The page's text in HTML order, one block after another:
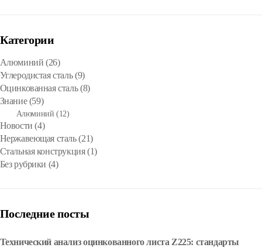
Категории
Алюминий (26)
Углеродистая сталь(9)
Оцинкованная сталь(8)
Знание(59)
Алюминий (12)
Новости (4)
Нержавеющая сталь(21)
Стальная конструкция(1)
Без рубрики (4)
Последние посты
Технический анализ оцинкованного листа Z225: стандарты